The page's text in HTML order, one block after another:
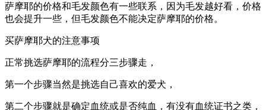
萨摩耶的价格和毛发颜色有一些联系，因为毛发越好看，价格
也会提升一些，但毛发颜色不能决定萨摩耶的价格。
买萨摩耶犬的注意事项
正常挑选萨摩耶的流程分三步骤走，
第一个步骤当然是挑选自己喜欢的爱犬，
第二个步骤就是确定血统或是否纯血，有没有血统证书之类，